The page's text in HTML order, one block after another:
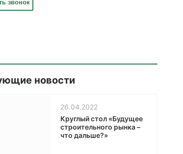
звонок
новости
26.04.2022
Круглый стол «Будущее
строительного рынка –
что дальше?»